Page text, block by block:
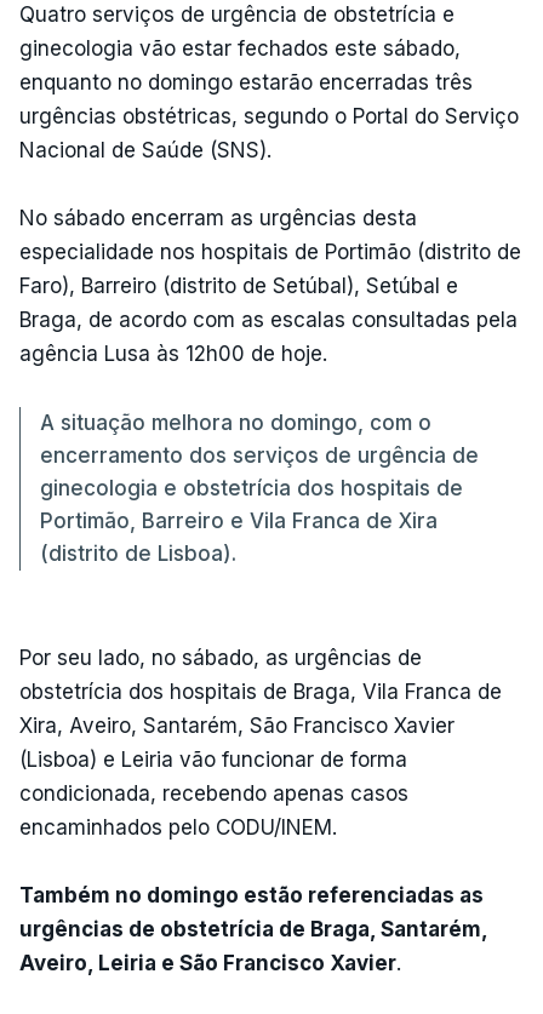
Quatro serviços de urgência de obstetrícia e
ginecologia vão estar fechados este sábado,
enquanto no domingo estarão encerradas três
urgências obstétricas, segundo o Portal do Serviço
Nacional de Saúde (SNS).
No sábado encerram as urgências desta
especialidade nos hospitais de Portimão (distrito de
Faro), Barreiro (distrito de Setúbal), Setúbal e
Braga, de acordo com as escalas consultadas pela
agência Lusa às 12h00 de hoje.
A situação melhora no domingo, com o
encerramento dos serviços de urgência de
ginecologia e obstetrícia dos hospitais de
Portimão, Barreiro e Vila Franca de Xira
(distrito de Lisboa).
Por seu lado, no sábado, as urgências de
obstetrícia dos hospitais de Braga, Vila Franca de
Xira, Aveiro, Santarém, São Francisco Xavier
(Lisboa) e Leiria vão funcionar de forma
condicionada, recebendo apenas casos
encaminhados pelo CODU/INEM.
Também no domingo estão referenciadas as
urgências de obstetrícia de Braga, Santarém,
Aveiro, Leiria e São Francisco Xavier.